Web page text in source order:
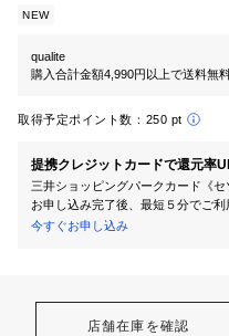
NEW
qualite
購入合計金額4,990円以上で送料無
取得予定ポイント数： 250 pt
提携クレジットカードで還元率
三井ショッピングパークカード《
お申し込み完了後、最短５分でご利
今すぐお申し込み
店舗在庫を確認